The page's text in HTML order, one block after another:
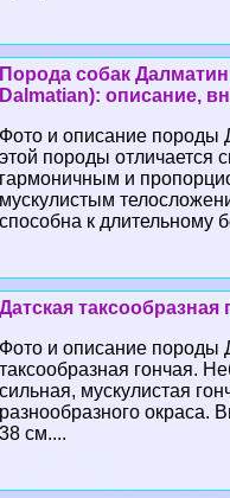
Порода собак
Dalmatian): описание,
Фото и описание породы
этой породы отличается
гармоничным и
мускулистым
способна к длительному
Датская
Фото и описание породы
таксообразная гончая.
сильная, мускулистая
разнообразного окраса.
38 см....